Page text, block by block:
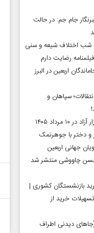
جام جم: در حالت
شب اختلاف شیعه و سنی
رضایت دارم
اربعین در البرز
سپاهان و
مرداد ۱۴۰۵
و دختر با جوهرنمک
جهانی اربعین
چاووشی منتشر شد
بازنشستگان کشوری |
خرید از
دیدنی اطراف